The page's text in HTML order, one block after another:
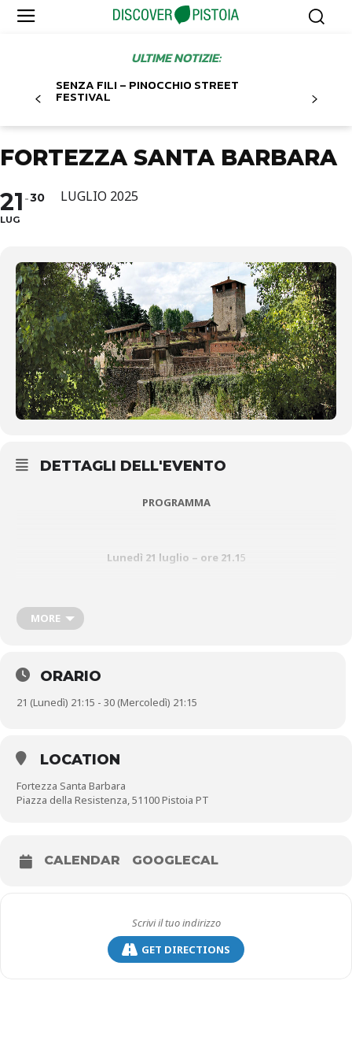
ULTIME NOTIZIE:
SENZA FILI – PINOCCHIO STREET
FESTIVAL
FORTEZZA SANTA BARBARA
21
LUG
30 LUGLIO 2025
DETTAGLI DELL'EVENTO
PROGRAMMA
Lunedì 21 luglio – ore 21.15
ospiti speciali:
Mercoledì 23 luglio – ore 21.15
MORE
ORARIO
21 (Lunedì) 21:15 - 30 (Mercoledì) 21:15
LOCATION
Fortezza Santa Barbara
Piazza della Resistenza, 51100 Pistoia PT
CALENDAR GOOGLECAL
GET DIRECTIONS